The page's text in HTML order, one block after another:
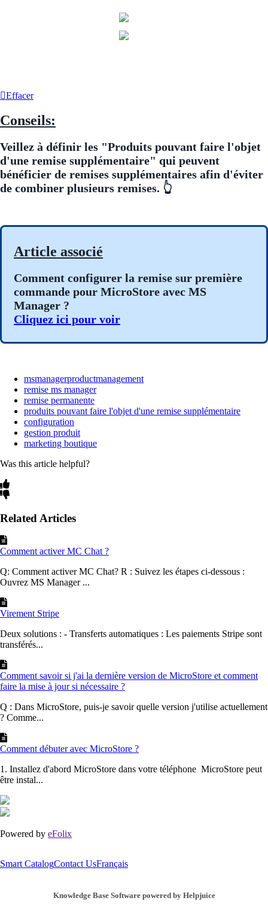
Effacer
Conseils:
Veillez à définir les "Produits pouvant faire l'objet
d'une remise supplémentaire" qui peuvent
bénéficier de remises supplémentaires afin d'éviter
de combiner plusieurs remises. 👆
Article associé
Comment configurer la remise sur première
commande pour MicroStore avec MS
Manager ?
Cliquez ici pour voir
msmanagerproductmanagement
remise ms manager
remise permanente
produits pouvant faire l'objet d'une remise supplémentaire
configuration
gestion produit
marketing boutique
Was this article helpful?
Related Articles
Comment activer MC Chat ?
Q: Comment activer MC Chat? R : Suivez les étapes ci-dessous :
Ouvrez MS Manager ...
Virement Stripe
Deux solutions : - Transferts automatiques : Les paiements Stripe sont
transférés...
Comment savoir si j'ai la dernière version de MicroStore et comment
faire la mise à jour si nécessaire ?
Q : Dans MicroStore, puis-je savoir quelle version j'utilise actuellement
? Comme...
Comment débuter avec MicroStore ?
1. Installez d'abord MicroStore dans votre téléphone MicroStore peut
être instal...
Powered by eFolix
Smart CatalogContact UsFrançais
Knowledge Base Software powered by Helpjuice